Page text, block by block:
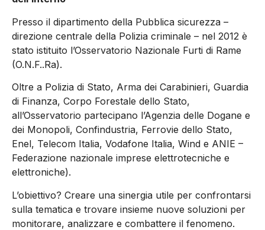
Presso il dipartimento della Pubblica sicurezza –
direzione centrale della Polizia criminale – nel 2012 è
stato istituito l’Osservatorio Nazionale Furti di Rame
(O.N.F..Ra).
Oltre a Polizia di Stato, Arma dei Carabinieri, Guardia
di Finanza, Corpo Forestale dello Stato,
all’Osservatorio partecipano l’Agenzia delle Dogane e
dei Monopoli, Confindustria, Ferrovie dello Stato,
Enel, Telecom Italia, Vodafone Italia, Wind e ANIE –
Federazione nazionale imprese elettrotecniche e
elettroniche).
L’obiettivo? Creare una sinergia utile per confrontarsi
sulla tematica e trovare insieme nuove soluzioni per
monitorare, analizzare e combattere il fenomeno.